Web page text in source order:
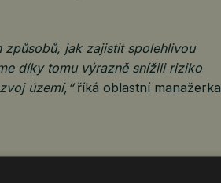
způsobů, jak zajistit spolehlivou
díky tomu výrazně snížili riziko
území,“říká oblastní manažerka